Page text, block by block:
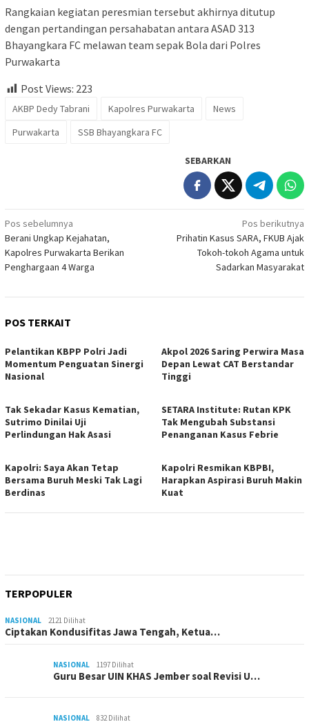
Rangkaian kegiatan peresmian tersebut akhirnya ditutup
dengan pertandingan persahabatan antara ASAD 313
Bhayangkara FC melawan team sepak Bola dari Polres
Purwakarta
Post Views: 223
AKBP Dedy Tabrani Kapolres Purwakarta
News
Purwakarta
SSB Bhayangkara FC
SEBARKAN
Navigasi
pos
Pos sebelumnya
Berani Ungkap Kejahatan,
Kapolres Purwakarta Berikan
Penghargaan 4 Warga
Pos berikutnya
Prihatin Kasus SARA, FKUB Ajak
Tokoh-tokoh Agama untuk
Sadarkan Masyarakat
POS TERKAIT
Pelantikan KBPP Polri Jadi
Momentum Penguatan Sinergi
Nasional
Akpol 2026 Saring Perwira Masa
Depan Lewat CAT Berstandar
Tinggi
Tak Sekadar Kasus Kematian,
Sutrimo Dinilai Uji
Perlindungan Hak Asasi
SETARA Institute: Rutan KPK
Tak Mengubah Substansi
Penanganan Kasus Febrie
Kapolri: Saya Akan Tetap
Bersama Buruh Meski Tak Lagi
Berdinas
Kapolri Resmikan KBPBI,
Harapkan Aspirasi Buruh Makin
Kuat
TERPOPULER
NASIONAL 2121 Dilihat
Ciptakan Kondusifitas Jawa Tengah, Ketua…
NASIONAL 1197 Dilihat
Guru Besar UIN KHAS Jember soal Revisi U…
NASIONAL 832 Dilihat